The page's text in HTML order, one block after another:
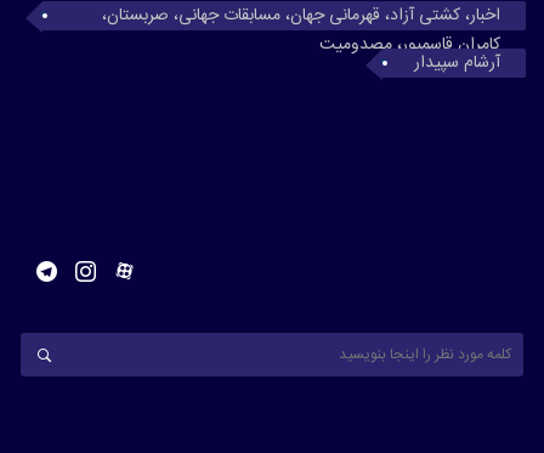
اخبار، کشتی آزاد، قهرمانی جهان، مسابقات جهانی، صربستان،
کامران قاسمپور، مصدومیت
آرشام سپیدار